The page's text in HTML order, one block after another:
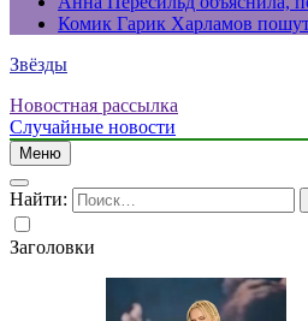
Комик Гарик Харламов
Звёзды
Новостная рассылка
Случайные новости
Меню
Найти:
Заголовки